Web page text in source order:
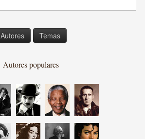
Autores Temas
Autores populares